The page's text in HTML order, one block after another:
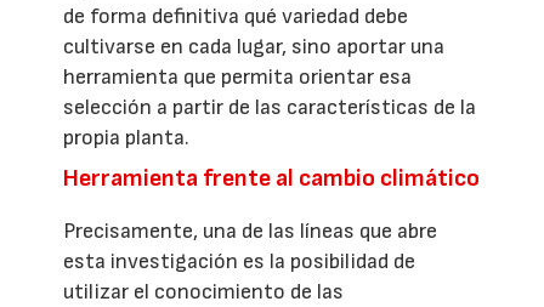
de forma definitiva qué variedad debe
cultivarse en cada lugar, sino aportar una
herramienta que permita orientar esa
selección a partir de las características de la
propia planta.
Herramienta frente al cambio climático
Precisamente, una de las líneas que abre
esta investigación es la posibilidad de
utilizar el conocimiento de las